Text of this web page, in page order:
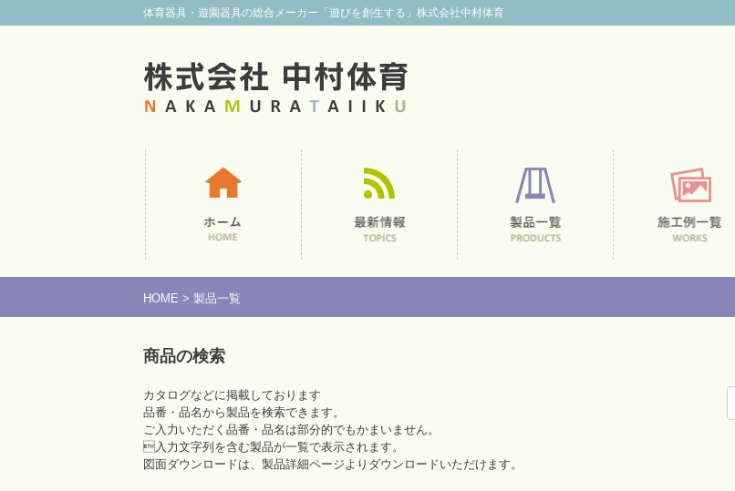
体育器具・遊園器具の総合メーカー 「遊びを創生する」株式会社中村体育
HOME > 製品一覧
商品の検索
カタログなどに掲載しております
品番・品名から製品を検索できます。
ご入力いただく品番・品名は部分的でもかまいません。
入力文字列を含む製品が一覧で表示されます。
図面ダウンロードは、製品詳細ページよりダウンロードいただけます。